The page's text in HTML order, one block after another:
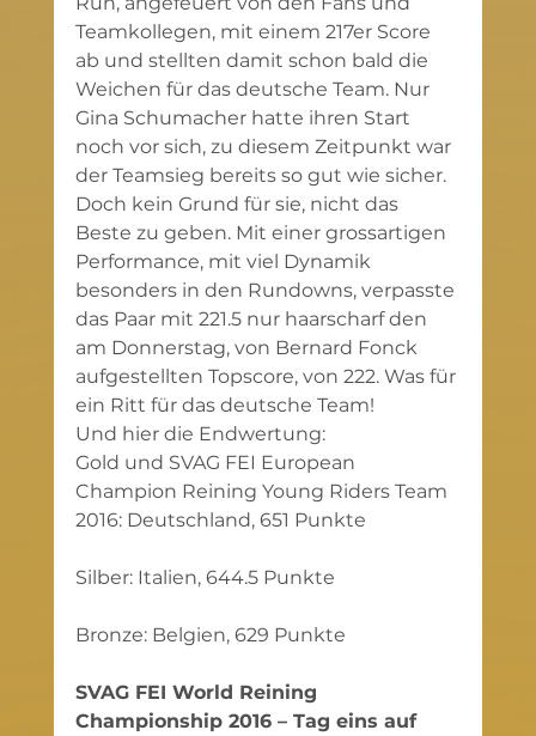
Teamkollegen, mit einem 217er Score
ab und stellten damit schon bald die
Weichen für das deutsche Team. Nur
Gina Schumacher hatte ihren Start
noch vor sich, zu diesem Zeitpunkt war
der Teamsieg bereits so gut wie sicher.
Doch kein Grund für sie, nicht das
Beste zu geben. Mit einer grossartigen
Performance, mit viel Dynamik
besonders in den Rundowns, verpasste
das Paar mit 221.5 nur haarscharf den
am Donnerstag, von Bernard Fonck
aufgestellten Topscore, von 222. Was für
ein Ritt für das deutsche Team!
Und hier die Endwertung:
Gold und SVAG FEI European
Champion Reining Young Riders Team
2016: Deutschland, 651 Punkte
Silber: Italien, 644.5 Punkte
Bronze: Belgien, 629 Punkte
SVAG FEI World Reining
Championship 2016 – Tag eins auf